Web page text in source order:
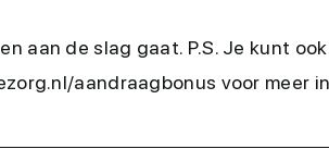
aan de slag gaat. P.S. Je kunt
aandraagbonus voor meer